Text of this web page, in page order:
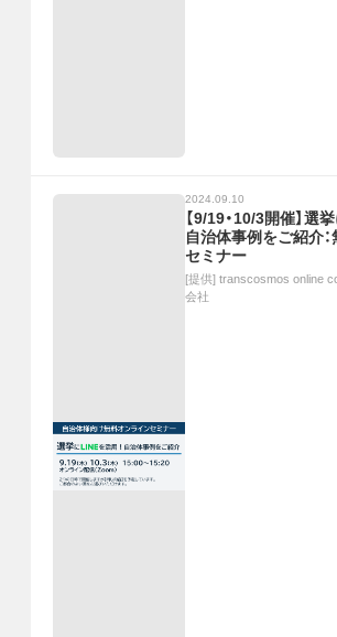
2024.09.10
【9/19・10/3開催】選
自治体事例をご紹介
セミナー
[提供] transcosmos online
会社